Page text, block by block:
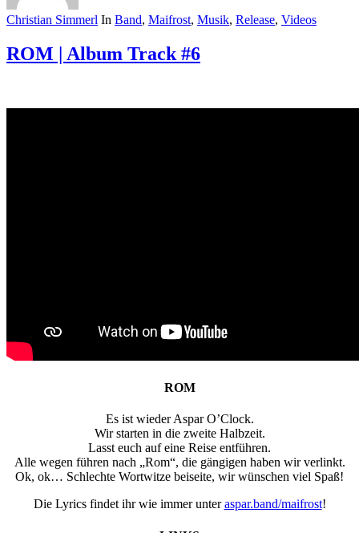
Christian Simmerl In Band, Maifrost, Musik, Release, Videos
ROM | Album Track #6
ROM
Es ist wieder Aspar O’Clock.
Wir starten in die zweite Halbzeit.
Lasst euch auf eine Reise entführen.
Alle wegen führen nach „Rom“, die gängigen haben wir verlinkt.
Ok, ok… Schlechte Wortwitze beiseite, wir wünschen viel Spaß!
Die Lyrics findet ihr wie immer unteraspar.band/maifrost!